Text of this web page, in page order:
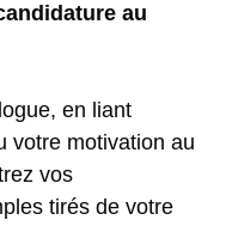
au
en liant
votre motivation au
vos
tirés de votre